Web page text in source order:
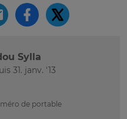
Sylla
31. janv. '13
de portable